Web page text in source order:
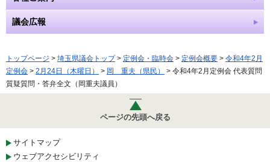
議会広報
トップページ > 埼玉県議会トップ> 定例会・臨時会 > 定例会概要 > 令和4年2月
定例会 > 2月24日（木曜日） > 岡 重夫（県民）
> 令和4年2月定例会 代表質問
質疑質問・答弁全文（岡重夫議員）
ページの先頭へ戻る
サイトマップ
ウェブアクセシビリティ